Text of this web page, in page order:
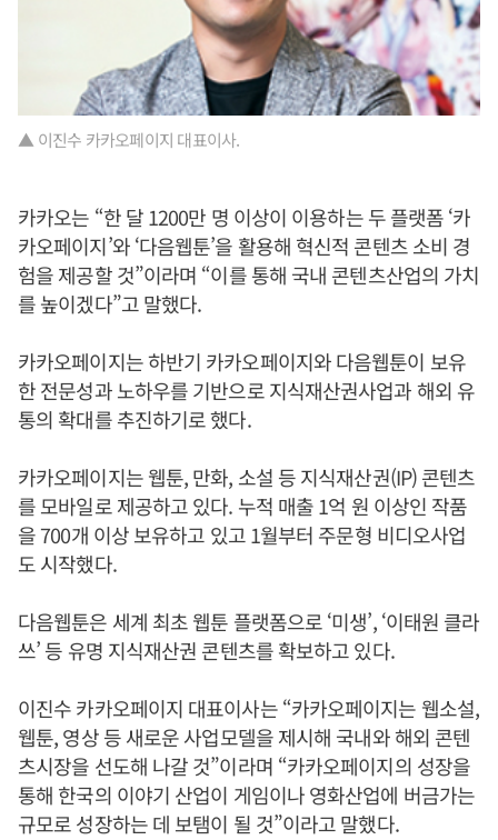
▲ 이진수 카카오페이지 대표이사.
카카오는 “한 달 1200만 명 이상이 이용하는 두 플랫폼 ‘카
카오페이지’와 ‘다음웹툰’을 활용해 혁신적 콘텐츠 소비 경
험을 제공할 것”이라며 “이를 통해 국내 콘텐츠산업의 가치
를 높이겠다”고 말했다.
카카오페이지는 하반기 카카오페이지와 다음웹툰이 보유
한 전문성과 노하우를 기반으로 지식재산권사업과 해외 유
통의 확대를 추진하기로 했다.
카카오페이지는 웹툰, 만화, 소설 등 지식재산권(IP) 콘텐츠
를 모바일로 제공하고 있다. 누적 매출 1억 원 이상인 작품
을 700개 이상 보유하고 있고 1월부터 주문형 비디오사업
도 시작했다.
다음웹툰은 세계 최초 웹툰 플랫폼으로 ‘미생’, ‘이태원 클라
쓰’ 등 유명 지식재산권 콘텐츠를 확보하고 있다.
이진수 카카오페이지 대표이사는 “카카오페이지는 웹소설,
웹툰, 영상 등 새로운 사업모델을 제시해 국내와 해외 콘텐
츠시장을 선도해 나갈 것”이라며 “카카오페이지의 성장을
통해 한국의 이야기 산업이 게임이나 영화산업에 버금가는
규모로 성장하는 데 보탬이 될 것”이라고 말했다.